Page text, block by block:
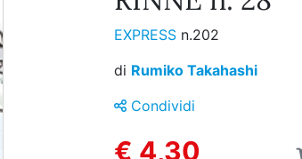
EXPRESS n.202
di Rumiko Takahashi
Condividi
€ 4,30